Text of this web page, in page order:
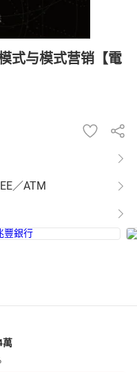
式与模式营销【電
／ATM
萬